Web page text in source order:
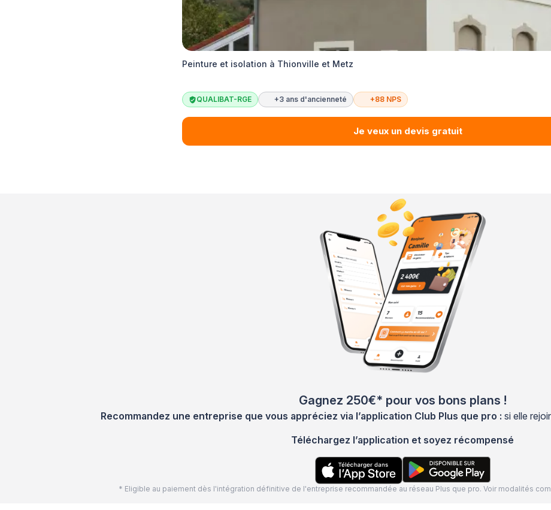
Peinture et isolation à Thionville et Metz
QUALIBAT-RGE +3 ans d'ancienneté +88 NPS
Je veux un devis gratuit
Gagnez 250€* pour vos bons plans !
Recommandez une entreprise que vous appréciez via l’application Club Plus que pro : si elle
Téléchargez l’application et soyez récompensé
* Eligible au paiement dès l'intégration définitive de l'entreprise recommandée au réseau Plus que pro. Voir modalités